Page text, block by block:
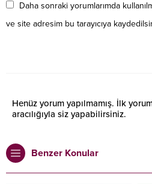
Daha sonraki yorumlarımda
ve site adresim bu tarayıcıya
Henüz yorum yapılmamış. İlk
aracılığıyla siz yapabilirsiniz.
Benzer Konular